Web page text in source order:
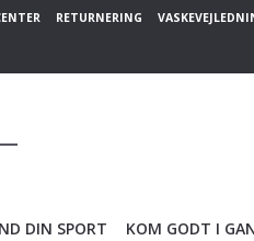
RETURNERING
DIN SPORT KOM GODT I